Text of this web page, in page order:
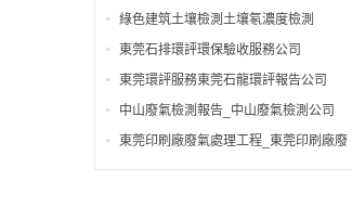
綠色建筑土壤檢測土壤氡濃度檢測
東莞石排環評環保驗收服務公司
東莞環評服務東莞石龍環評報告公司
中山廢氣檢測報告_中山廢氣檢測公司
東莞印刷廠廢氣處理工程_東莞印刷廠廢